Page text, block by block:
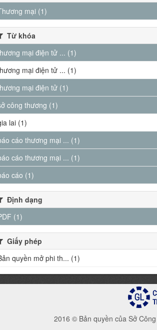
mại (1)
Từ khóa
mại điện tử ... (1)
mại điện tử ... (1)
mại điện tử (1)
công thương (1)
lai (1)
cáo thương mại ... (1)
cáo thương mại ... (1)
cáo (1)
Định dạng
(1)
Giấy phép
quyền mở phi th... (1)
2016 © Bản quyền của Sở